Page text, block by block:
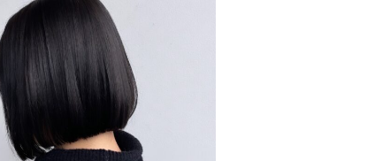
Salon 国分店
Stylist 水江 侑樺